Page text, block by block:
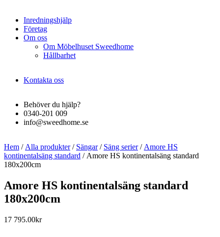
Inredningshjälp
Företag
Om oss
Om Möbelhuset Sweedhome
Hållbarhet
Kontakta oss
Behöver du hjälp?
0340-201 009
info@sweedhome.se
Hem / Alla produkter/ Sängar/ Säng serier/ Amore HS
kontinentalsäng standard / Amore HS kontinentalsäng standard
180x200cm
Amore HS kontinentalsäng standard
180x200cm
17 795.00kr